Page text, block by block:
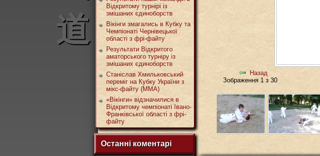
道
Відкритому турнірі із
змішаних єдиноборств
Вікінги змагались в Кубку та
Чемпіонаті Чернівецької
області з фрі-файту
Результати Відкритого
аматорського турніру із
змішаних єдиноборств
Станіслав Хмильковський
переміг на Кубку України з
мікс-файту (ММА)
«Вікінги» відзначилися в
Відкритому чемпіонаті Івано-
Франківської області з фрі-
файту
Останні коментарі
Назад
Зображення 1 з 30